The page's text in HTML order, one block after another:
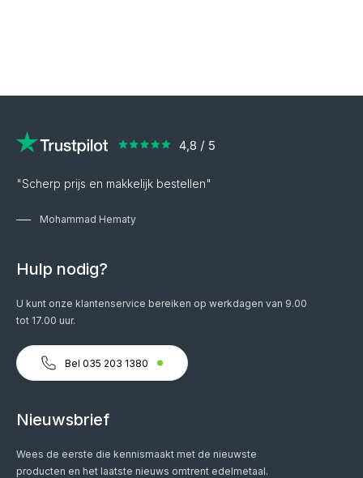
"Scherp prijs en makkelijk bestellen"
Mohammad Hematy
Hulp nodig?
U kunt onze klantenservice bereiken op werkdagen van 9.00
tot 17.00 uur.
Bel 035 203 1380
Nieuwsbrief
Wees de eerste die kennismaakt met de nieuwste
producten en het laatste nieuws omtrent edelmetaal.